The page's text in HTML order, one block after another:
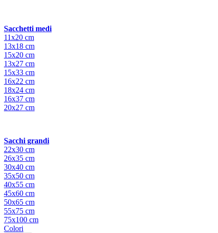
Sacchetti medi
11x20 cm
13x18 cm
15x20 cm
13x27 cm
15x33 cm
16x22 cm
18x24 cm
16x37 cm
20x27 cm
Sacchi grandi
22x30 cm
26x35 cm
30x40 cm
35x50 cm
40x55 cm
45x60 cm
50x65 cm
55x75 cm
75x100 cm
Colori